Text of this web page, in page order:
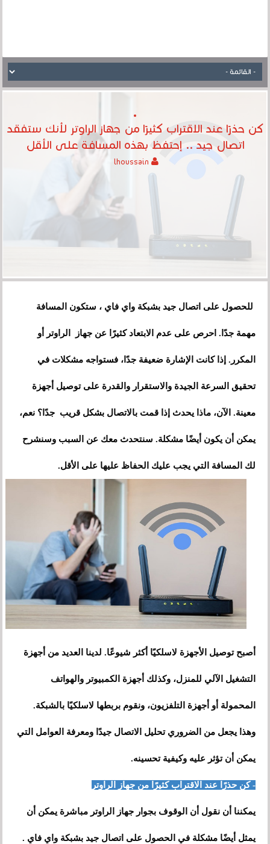
كن حذرًا عند الاقتراب كثيرًا من جهاز الراوتر لأنك ستفقد
اتصال جيد .. إحتفظ بهذه المسافة على الأقل
للحصول على اتصال جيد بشبكة واي فاي ، ستكون المسافة
مهمة جدًا. احرص على عدم الابتعاد كثيرًا عن جهاز الراوتر أو
المكرر. إذا كانت الإشارة ضعيفة جدًا، فستواجه مشكلات في
تحقيق السرعة الجيدة والاستقرار والقدرة على توصيل أجهزة
معينة. الآن، ماذا يحدث إذا قمت بالاتصال بشكل قريب جدًا؟ نعم،
يمكن أن يكون أيضًا مشكلة. سنتحدث معك عن السبب وسنشرح
لك المسافة التي يجب عليك الحفاظ عليها على الأقل.
أصبح توصيل الأجهزة لاسلكيًا أكثر شيوعًا. لدينا العديد من أجهزة
التشغيل الآلي للمنزل، وكذلك أجهزة الكمبيوتر والهواتف
المحمولة أو أجهزة التلفزيون، ونقوم بربطها لاسلكيًا بالشبكة.
وهذا يجعل من الضروري تحليل الاتصال جيدًا ومعرفة العوامل التي
يمكن أن تؤثر عليه وكيفية تحسينه.
- كن حذرًا عند الاقتراب كثيرًا من جهاز الراوتر
يمكننا أن نقول أن الوقوف بجوار جهاز الراوتر مباشرة يمكن أن
يمثل أيضًا مشكلة في الحصول على اتصال جيد بشبكة واي فاي .